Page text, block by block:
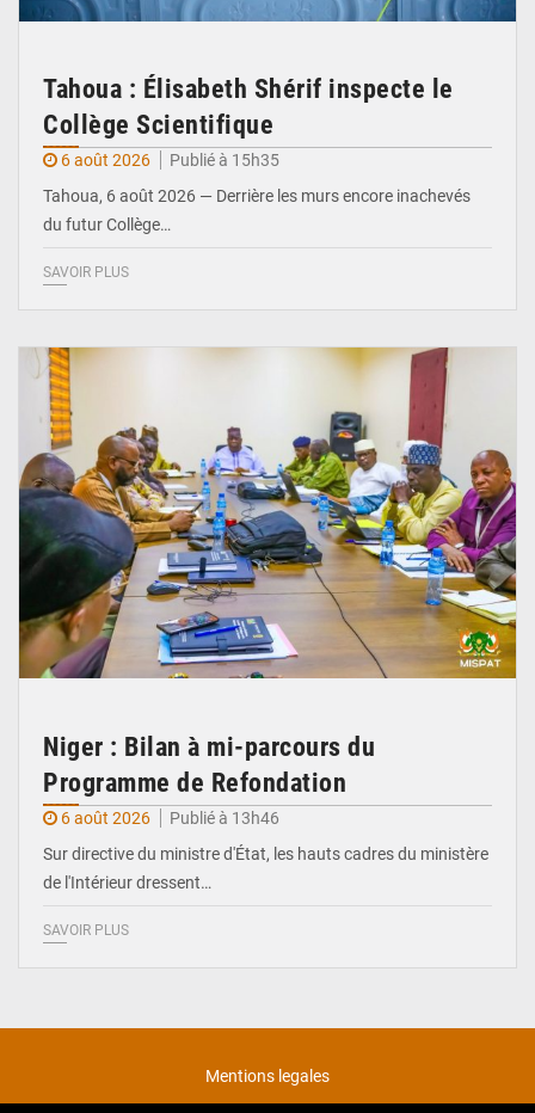
Tahoua : Élisabeth Shérif inspecte le
Collège Scientifique
6 août 2026
Publié à 15h35
Tahoua, 6 août 2026 — Derrière les murs encore inachevés
du futur Collège…
SAVOIR PLUS
Niger : Bilan à mi-parcours du
Programme de Refondation
6 août 2026
Publié à 13h46
Sur directive du ministre d'État, les hauts cadres du ministère
de l'Intérieur dressent…
SAVOIR PLUS
Mentions legales